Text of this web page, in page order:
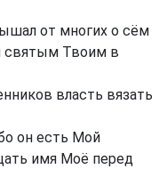
от многих о сём
святым Твоим в
власть вязать
он есть Мой
имя Моё перед